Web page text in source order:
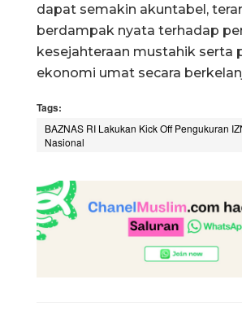
dapat semakin akuntabel,
berdampak nyata terhadap
kesejahteraan mustahik serta
ekonomi umat secara
Tags:
BAZNAS RI Lakukan Kick Off Pengukuran
Nasional